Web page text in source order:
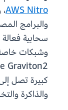
AWS Nitro
سحابية
وشبكات
والذاكرة